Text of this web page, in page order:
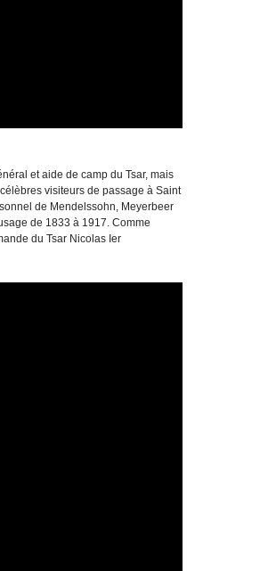
et aide de camp du Tsar, mais
visiteurs de passage à Saint
de Mendelssohn, Meyerbeer
de 1833 à 1917. Comme
du Tsar Nicolas Ier